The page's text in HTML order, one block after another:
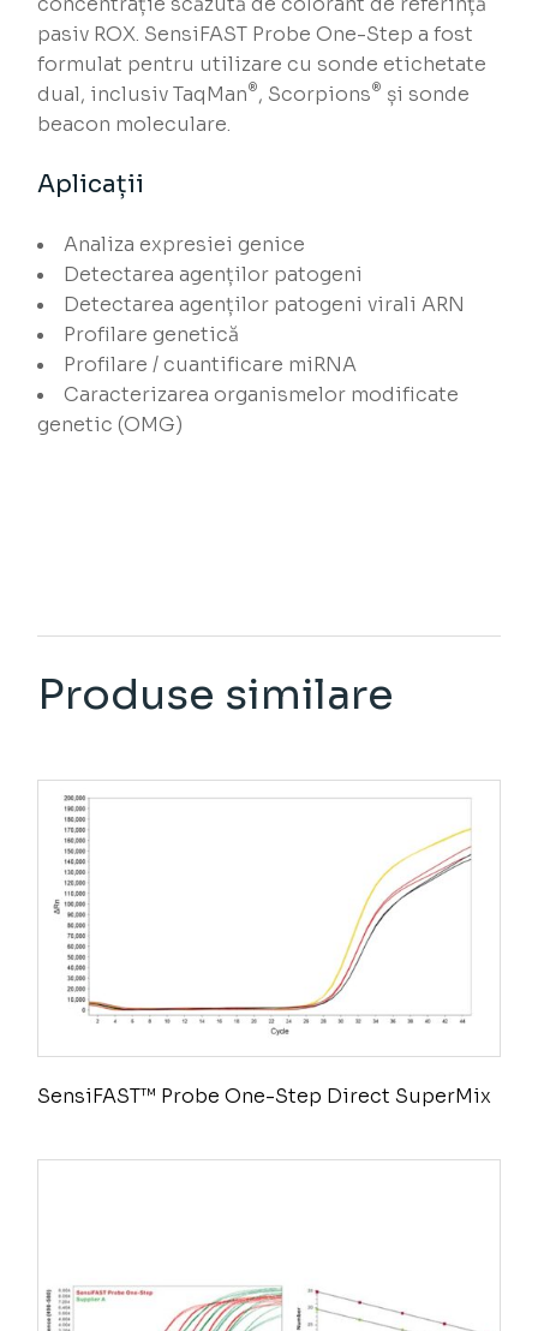
pasiv ROX. SensiFAST Probe One-Step a fost
formulat pentru utilizare cu sonde etichetate
dual, inclusiv TaqMan®, Scorpions® și sonde
beacon moleculare.
Aplicații
Analiza expresiei genice
Detectarea agenților patogeni
Detectarea agenților patogeni virali ARN
Profilare genetică
Profilare / cuantificare miRNA
Caracterizarea organismelor modificate
genetic (OMG)
Produse similare
SensiFAST™ Probe One-Step Direct SuperMix